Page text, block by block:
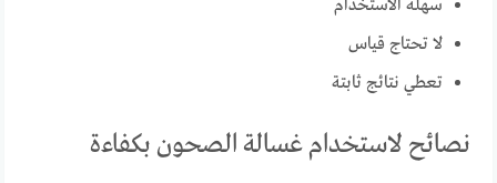
سهلة الاستخدام
لا تحتاج قياس
تعطي نتائج ثابتة
نصائح لاستخدام غسالة الصحون بكفاءة